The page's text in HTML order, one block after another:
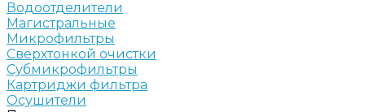
Водоотделители
Магистральные
Микрофильтры
Сверхтонкой очистки
Субмикрофильтры
Картриджи фильтра
Осушители